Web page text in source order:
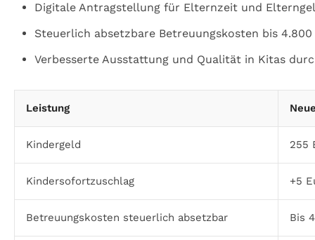
Digitale Antragstellung für Elternzeit und
Steuerlich absetzbare Betreuungskosten bis
Verbesserte Ausstattung und Qualität in Kitas
Leistung
Kindergeld 255
Kindersofortzuschlag +5
Betreuungskosten steuerlich absetzbar Bis